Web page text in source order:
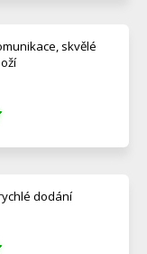
skvělé
dodání